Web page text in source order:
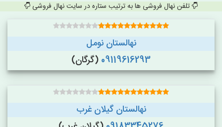
تلفن نهال فروشی ها به ترتیب ستاره در سایت نهال فروشی
نهالستان نومل
09119616293 (گرگان)
نهالستان گیلان غرب